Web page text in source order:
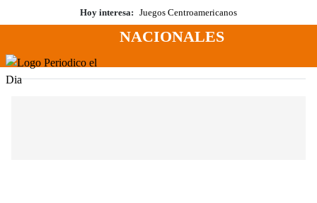
al
Hoy interesa: Juegos Centroamericanos
Menú
NACIONALES